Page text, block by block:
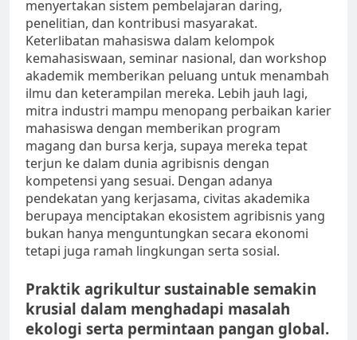
menyertakan sistem pembelajaran daring,
penelitian, dan kontribusi masyarakat.
Keterlibatan mahasiswa dalam kelompok
kemahasiswaan, seminar nasional, dan workshop
akademik memberikan peluang untuk menambah
ilmu dan keterampilan mereka. Lebih jauh lagi,
mitra industri mampu menopang perbaikan karier
mahasiswa dengan memberikan program
magang dan bursa kerja, supaya mereka tepat
terjun ke dalam dunia agribisnis dengan
kompetensi yang sesuai. Dengan adanya
pendekatan yang kerjasama, civitas akademika
berupaya menciptakan ekosistem agribisnis yang
bukan hanya menguntungkan secara ekonomi
tetapi juga ramah lingkungan serta sosial.
Praktik agrikultur sustainable semakin
krusial dalam menghadapi masalah
ekologi serta permintaan pangan global.